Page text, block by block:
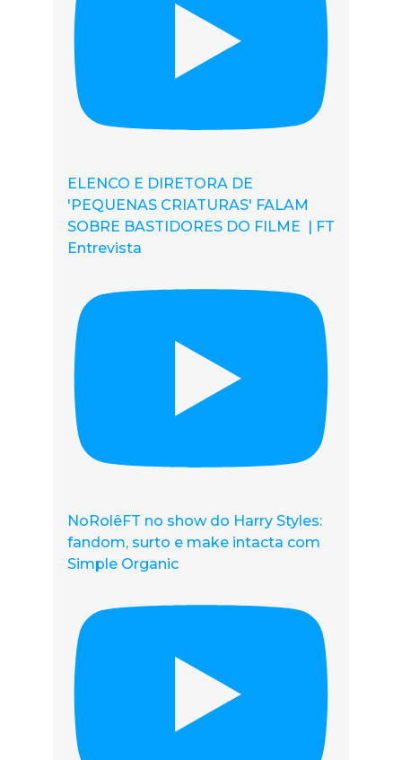
ELENCO E DIRETORA DE
'PEQUENAS CRIATURAS' FALAM
SOBRE BASTIDORES DO FILME | FT
Entrevista
NoRolêFT no show do Harry Styles:
fandom, surto e make intacta com
Simple Organic